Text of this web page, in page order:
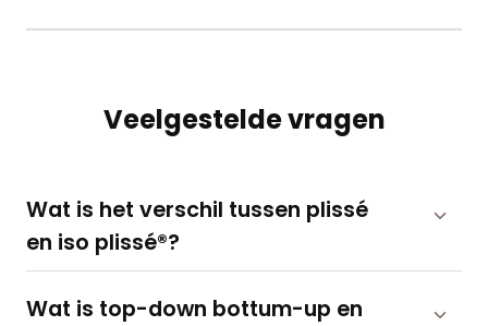
Veelgestelde vragen
Wat is het verschil tussen plissé
en iso plissé®?
Wat is top-down bottum-up en